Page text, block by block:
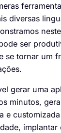
diversas
ser
se tornar um
gerar uma
minutos,
e
implantar